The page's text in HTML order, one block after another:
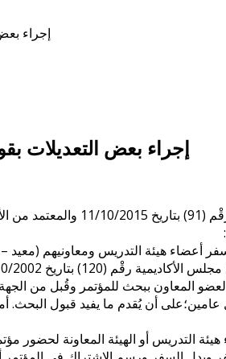
إجراء
إجراء بعض التعديلات
مجلس الأكاديمية العلمى
سفر أعضاء هيئة التدريس ومعاونيهم
10/10/2002؛ لتكون على النحو التالى:
المعاون ببحث للمؤتمر وقُبل من الجهة
أن يُقدم ما يفيد قبول البحث.